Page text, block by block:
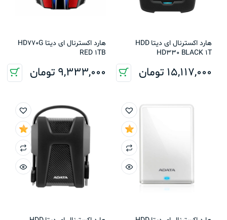
هارد اکسترنال ای دیتا HDD
HD330 BLACK 1T
15,117,000 تومان
هارد اکسترنال ای دیتا HD770G
RED 1TB
9,333,000 تومان